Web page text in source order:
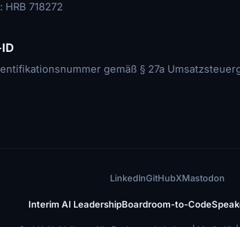
718272
gemäß § 27a
LinkedInGitHubXMastodon
Interim AI LeadershipBoardroom-to-Code